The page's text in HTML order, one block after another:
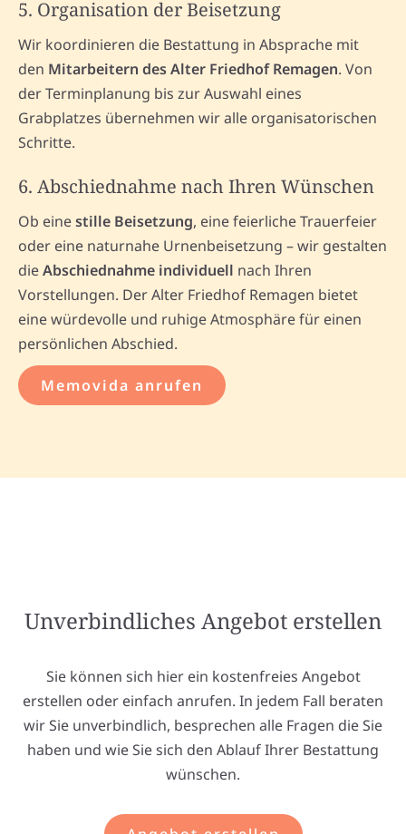
5. Organisation der Beisetzung
Wir koordinieren die Bestattung in Absprache mit
den Mitarbeitern des Alter Friedhof Remagen. Von
der Terminplanung bis zur Auswahl eines
Grabplatzes übernehmen wir alle organisatorischen
Schritte.
6. Abschiednahme nach Ihren Wünschen
Ob einestille Beisetzung, eine feierliche Trauerfeier
oder eine naturnahe Urnenbeisetzung – wir gestalten
dieAbschiednahme individuell nach Ihren
Vorstellungen. Der Alter Friedhof Remagen bietet
eine würdevolle und ruhige Atmosphäre für einen
persönlichen Abschied.
Memovida anrufen
Unverbindliches Angebot erstellen
Sie können sich hier ein kostenfreies Angebot
erstellen oder einfach anrufen. In jedem Fall beraten
wir Sie unverbindlich, besprechen alle Fragen die Sie
haben und wie Sie sich den Ablauf Ihrer Bestattung
wünschen.